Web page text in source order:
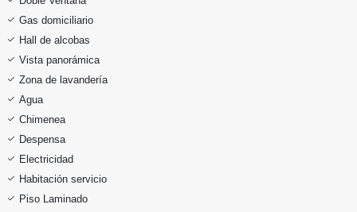
Gas domiciliario
Hall de alcobas
Vista panorámica
Zona de lavandería
Agua
Chimenea
Despensa
Electricidad
Habitación servicio
Piso Laminado